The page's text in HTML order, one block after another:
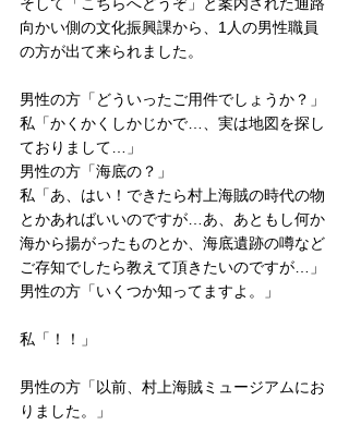
そして「こちらへどうぞ」と案内された通路
向かい側の文化振興課から、1人の男性職員
の方が出て来られました。
男性の方「どういったご用件でしょうか？」
私「かくかくしかじかで…、実は地図を探し
ておりまして…」
男性の方「海底の？」
私「あ、はい！できたら村上海賊の時代の物
とかあればいいのですが…あ、あともし何か
海から揚がったものとか、海底遺跡の噂など
ご存知でしたら教えて頂きたいのですが…」
男性の方「いくつか知ってますよ。」
私「！！」
男性の方「以前、村上海賊ミュージアムにお
りました。」